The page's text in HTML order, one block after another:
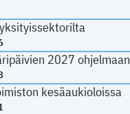
2027 ohjelmaan
kesäaukioloissa